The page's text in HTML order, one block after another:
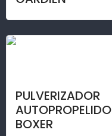
PULVERIZADOR
AUTOPROPELIDO
BOXER